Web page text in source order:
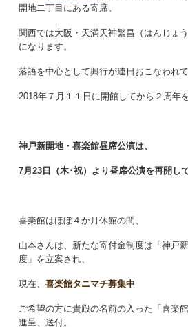
開地二丁目にある寄席。
関西では大阪・天満天神繁昌（はんじょ
になります。
落語を中心として興行が連日おこなわれて
2018年７月１１日に開館してから２周年
神戸新開地・喜楽館昼席公演は、
7月23日（木･祝）より昼席公演を再開し
喜楽館はほぼ４か月休館の間、
山本さんは、新たな寄付金制度は「神戸
度」を立案され、
現在、 喜楽館タニマチ募集中
ご希望の方に貴殿の名前の入った「喜楽
進呈、送付。